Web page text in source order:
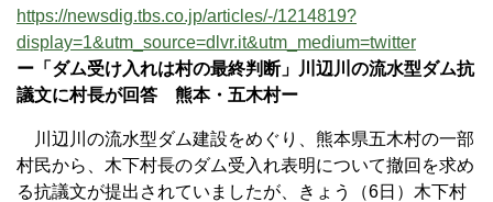
https://newsdig.tbs.co.jp/articles/-/1214819?
display=1&utm_source=dlvr.it&utm_medium=twitter
ー「ダム受け入れは村の最終判断」川辺川の流水型ダム抗
議文に村長が回答 熊本・五木村ー
川辺川の流水型ダム建設をめぐり、熊本県五木村の一部
村民から、木下村長のダム受入れ表明について撤回を求め
る抗議文が提出されていましたが、きょう（6日）木下村